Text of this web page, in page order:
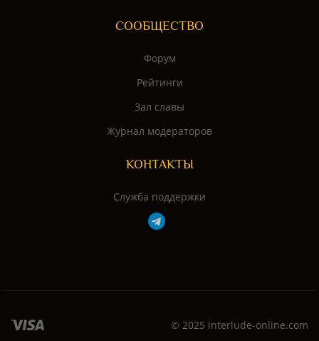
СООБЩЕСТВО
Форум
Рейтинги
Зал славы
Журнал модераторов
КОНТАКТЫ
Служба поддержки
© 2025 interlude-online.com